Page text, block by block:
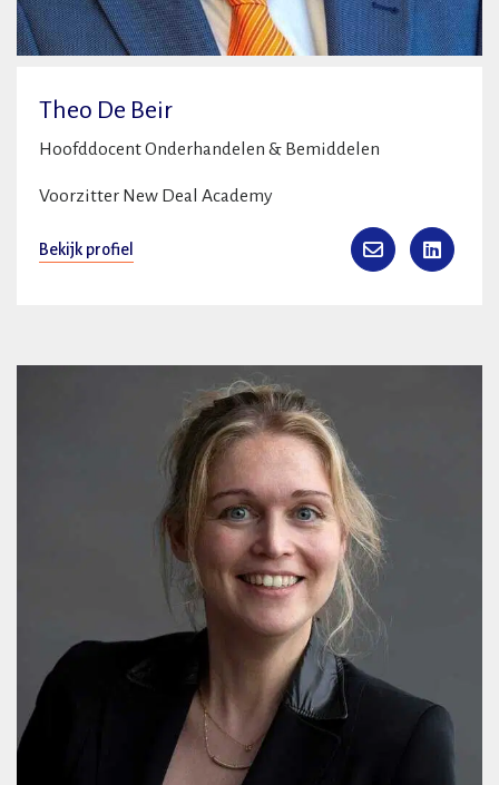
Theo De Beir
Hoofddocent Onderhandelen & Bemiddelen
Voorzitter New Deal Academy
Bekijk profiel